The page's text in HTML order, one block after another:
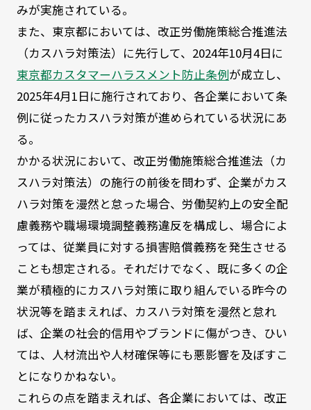
みが実施されている。
また、東京都においては、改正労働施策総合推進法
（カスハラ対策法）に先行して、 2024年10月4日に
東京都カスタマーハラスメント防止条例が成立し、
2025年4月1日に施行されており、各企業において条
例に従ったカスハラ対策が進められている状況にあ
る。
かかる状況において、改正労働施策総合推進法（カ
スハラ対策法）の施行の前後を問わず、企業がカス
ハラ対策を漫然と怠った場合、労働契約上の安全配
慮義務や職場環境調整義務違反を構成し、場合によ
っては、従業員に対する損害賠償義務を発生させる
ことも想定される。それだけでなく、既に多くの企
業が積極的にカスハラ対策に取り組んでいる昨今の
状況等を踏まえれば、カスハラ対策を漫然と怠れ
ば、企業の社会的信用やブランドに傷がつき、ひい
ては、人材流出や人材確保等にも悪影響を及ぼすこ
とになりかねない。
これらの点を踏まえれば、各企業においては、改正